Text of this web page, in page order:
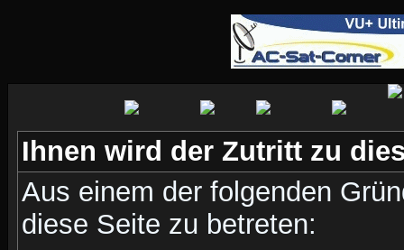
Ihnen wird der Zutritt zu
Aus einem der folgenden
diese Seite zu betreten: